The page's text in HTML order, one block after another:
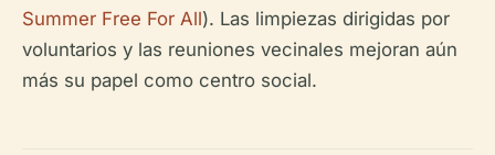
Summer Free For All). Las limpiezas dirigidas por
voluntarios y las reuniones vecinales mejoran aún
más su papel como centro social.